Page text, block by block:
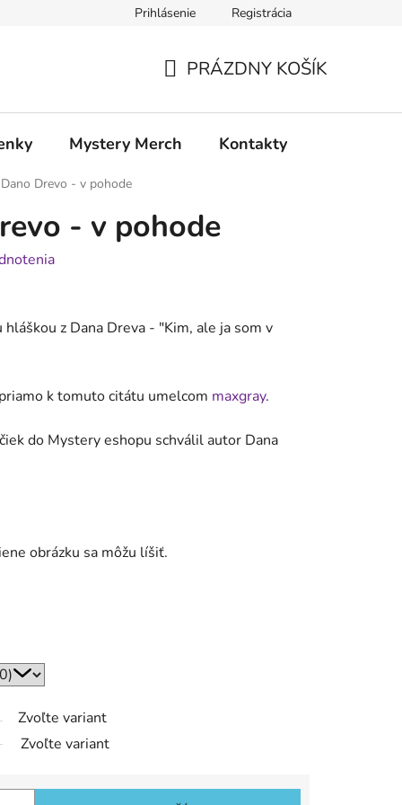
Doprava a platbaPrihlásenie Registrácia
KOŠÍK
PRÁZDNY KOŠÍK
Mystery Merch Kontakty
Drevo - v pohode
- v pohode
z Dana Dreva - "Kim, ale ja som v
k tomuto citátu umelcom maxgray.
do Mystery eshopu schválil autor Dana
obrázku sa môžu líšiť.
Zvoľte variant
Zvoľte variant